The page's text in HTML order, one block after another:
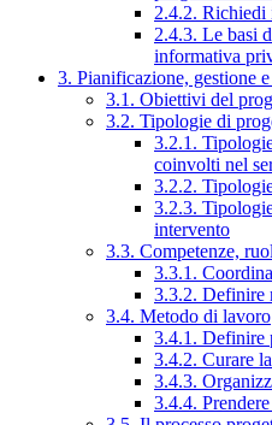
2.4.2. Richiedi
2.4.3. Le basi
informativa
3. Pianificazione, gestione e
3.1. Obiettivi del
3.2. Tipologie di
3.2.1.
coinvolti nel
3.2.2.
3.2.3.
intervento
3.3. Competenze,
3.3.1.
3.3.2. Definire
3.4. Metodo di lavoro
3.4.1. Definire
3.4.2. Curare
3.4.3.
3.4.4.